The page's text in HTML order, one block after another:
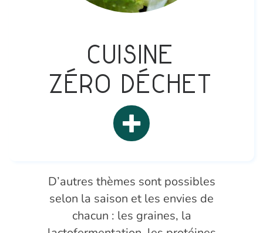
Cuisine
Zéro Déchet
D’autres thèmes sont possibles
selon la saison et les envies de
chacun : les graines, la